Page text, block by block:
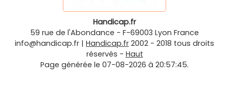
Handicap.fr
59 rue de l'Abondance - F-69003 Lyon France
info@handicap.fr | Handicap.fr 2002 - 2018 tous droits
réservés - Haut
Page générée le 07-08-2026 à 20:57:45.